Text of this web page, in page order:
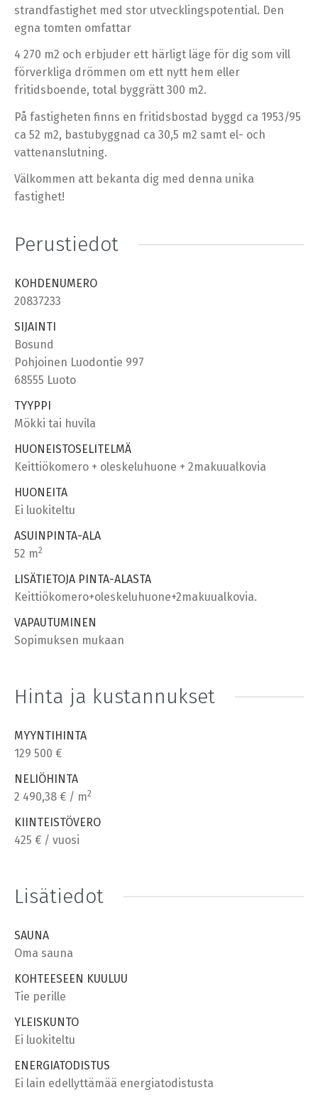
strandfastighet med stor utvecklingspotential. Den
egna tomten omfattar
4 270 m2 och erbjuder ett härligt läge för dig som vill
förverkliga drömmen om ett nytt hem eller
fritidsboende, total byggrätt 300 m2.
På fastigheten finns en fritidsbostad byggd ca 1953/95
ca 52 m2, bastubyggnad ca 30,5 m2 samt el- och
vattenanslutning.
Välkommen att bekanta dig med denna unika
fastighet!
Perustiedot
KOHDENUMERO
20837233
SIJAINTI
Bosund
Pohjoinen Luodontie 997
68555 Luoto
TYYPPI
Mökki tai huvila
HUONEISTOSELITELMÄ
Keittiökomero + oleskeluhuone + 2makuualkovia
HUONEITA
Ei luokiteltu
ASUINPINTA-ALA
52 m2
LISÄTIETOJA PINTA-ALASTA
Keittiökomero+oleskeluhuone+2makuualkovia.
VAPAUTUMINEN
Sopimuksen mukaan
Hinta ja kustannukset
MYYNTIHINTA
129 500 €
NELIÖHINTA
2 490,38 € / m2
KIINTEISTÖVERO
425 € / vuosi
Lisätiedot
SAUNA
Oma sauna
KOHTEESEEN KUULUU
Tie perille
YLEISKUNTO
Ei luokiteltu
ENERGIATODISTUS
Ei lain edellyttämää energiatodistusta